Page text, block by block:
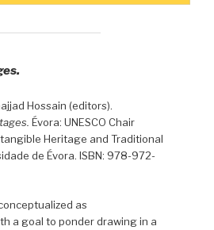
Hossain (editors).
Évora: UNESCO Chair
Heritage and Traditional
de Évora. ISBN: 978-972-
as
a goal to ponder drawing in a